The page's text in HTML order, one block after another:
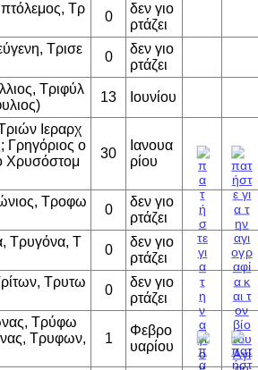
Τρ
0
δεν γιο
ρτάζει
Τρισε
0
δεν γιο
ρτάζει
Τριφύλ
13 Ιουνίου
Ιεραρχ
Γρηγόριος ο
Χρυσόστομ
30
Ιανουα
ρίου
Τροφω
0
δεν γιο
ρτάζει
Τρυγόνα, Τ
0
δεν γιο
ρτάζει
Τρυτω
0
δεν γιο
ρτάζει
Τρύφω
Τρυφων,
1
Φεβρο
υαρίου